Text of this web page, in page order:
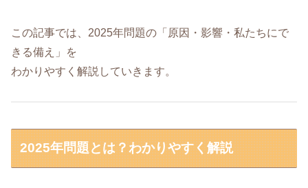
この記事では、2025年問題の「原因・影響・私たちにで
きる備え」を
わかりやすく解説していきます。
2025年問題とは？わかりやすく解説